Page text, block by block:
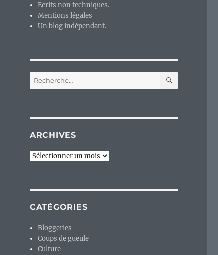
Ecrits non techniques.
Mentions légales
Un blog indépendant.
Recherche
pour :
ARCHIVES
Archives
CATÉGORIES
Bloggeries
Coups de gueule
Culture